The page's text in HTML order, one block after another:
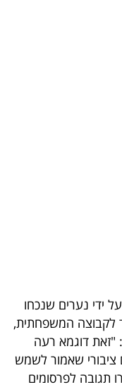
ידי נערים שנכחו
לקבוצה המשפחתית,
"זאת דוגמא רעה
ציבורי שאמור לשמש
תגובה לפרסומים